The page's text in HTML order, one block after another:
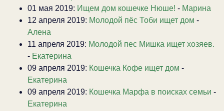
01 мая 2019: Ищем дом кошечке Нюше! - Марина
12 апреля 2019: Молодой пёс Тоби ищет дом -
Алена
11 апреля 2019: Молодой пес Мишка ищет хозяев.
- Екатерина
09 апреля 2019: Кошечка Кофе ищет дом -
Екатерина
09 апреля 2019: Кошечка Марфа в поисках семьи -
Екатерина